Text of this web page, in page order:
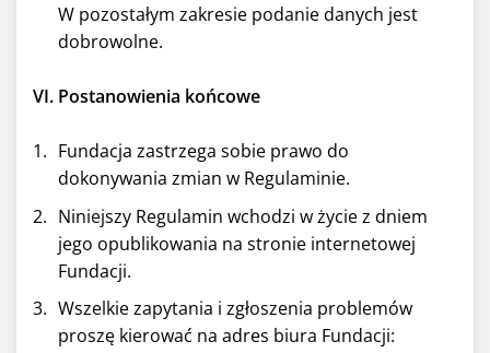
W pozostałym zakresie podanie danych jest
dobrowolne.
VI. Postanowienia końcowe
Fundacja zastrzega sobie prawo do
dokonywania zmian w Regulaminie.
Niniejszy Regulamin wchodzi w życie z dniem
jego opublikowania na stronie internetowej
Fundacji.
Wszelkie zapytania i zgłoszenia problemów
proszę kierować na adres biura Fundacji: